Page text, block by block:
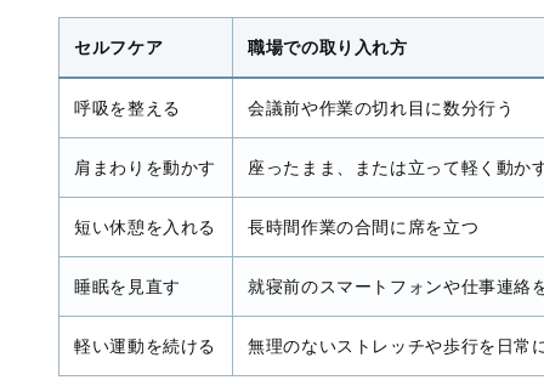
セルフケア 職場での取り入れ方
呼吸を整える 会議前や作業の切れ目に数分行う
肩まわりを動かす 座ったまま、または立って軽く動か
短い休憩を入れる 長時間作業の合間に席を立つ
睡眠を見直す 就寝前のスマートフォンや仕事連絡
軽い運動を続ける 無理のないストレッチや歩行を日常